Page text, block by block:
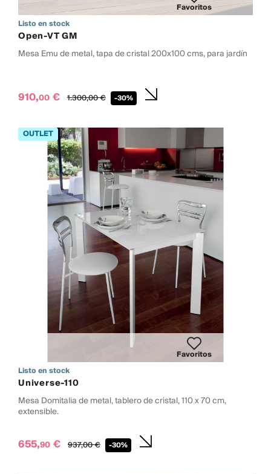
Favoritos
Listo en stock
Open-VT GM
Mesa Emu de metal, tapa de cristal 200x100 cms, para jardín
910,00 € 1.300,00€ -30%
Favoritos
Listo en stock
Universe-110
Mesa Domitalia de metal, tablero de cristal, 110 x 70 cm,
extensible.
655,90 € 937,00€ -30%